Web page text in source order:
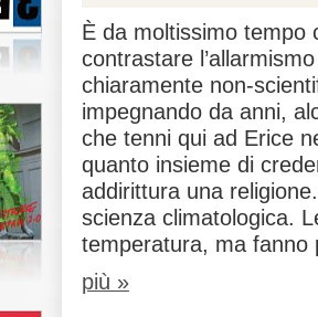
È da moltissimo tempo
contrastare
chiaramente non-
impegnando da anni,
che tenni qui ad Erice
quanto insieme di
addirittura una
scienza climatologica.
temperatura, ma
più »